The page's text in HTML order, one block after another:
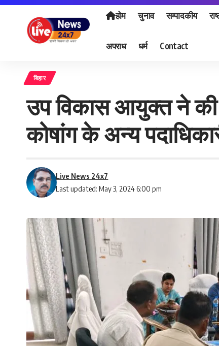
होम चुनाव सम्पादकीय
अपराध धर्म Contact
बिहार
उप विकास आयुक्त ने की
कोषांग के अन्य
Last updated: May 3, 2024 6:00 pm
Live News 24x7